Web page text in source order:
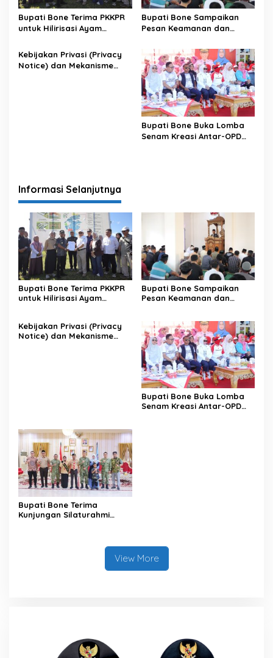
Bupati Bone Terima PKKPR
untuk Hilirisasi Ayam
Bupati Bone Sampaikan
Pesan Keamanan dan
Kebijakan Privasi (Privacy
Notice) dan Mekanisme
Bupati Bone Buka Lomba
Senam Kreasi Antar-OPD
Informasi Selanjutnya
Bupati Bone Terima PKKPR
untuk Hilirisasi Ayam
Bupati Bone Sampaikan
Pesan Keamanan dan
Kebijakan Privasi (Privacy
Notice) dan Mekanisme
Bupati Bone Buka Lomba
Senam Kreasi Antar-OPD
Bupati Bone Terima
Kunjungan Silaturahmi
View More